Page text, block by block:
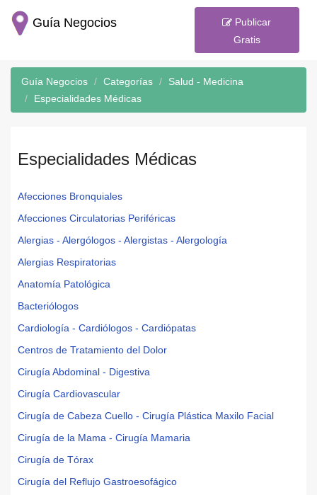
Guía Negocios
Publicar
Gratis
Guía Negocios Categorías
Salud - Medicina
Especialidades Médicas
Especialidades Médicas
Afecciones Bronquiales
Afecciones Circulatorias Periféricas
Alergias - Alergólogos - Alergistas - Alergología
Alergias Respiratorias
Anatomía Patológica
Bacteriólogos
Cardiología - Cardiólogos - Cardiópatas
Centros de Tratamiento del Dolor
Cirugía Abdominal - Digestiva
Cirugía Cardiovascular
Cirugía de Cabeza Cuello - Cirugía Plástica Maxilo Facial
Cirugía de la Mama - Cirugía Mamaria
Cirugía de Tórax
Cirugía del Reflujo Gastroesofágico